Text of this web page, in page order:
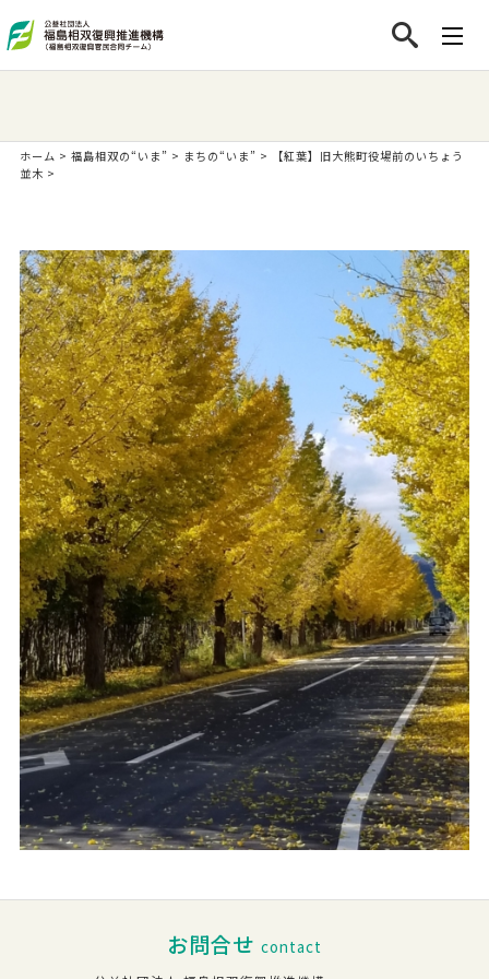
ホーム > 福島相双の“いま” > まちの“いま” >
【紅葉】旧大熊町役場前のいちょう
並木 >
お問合せ contact